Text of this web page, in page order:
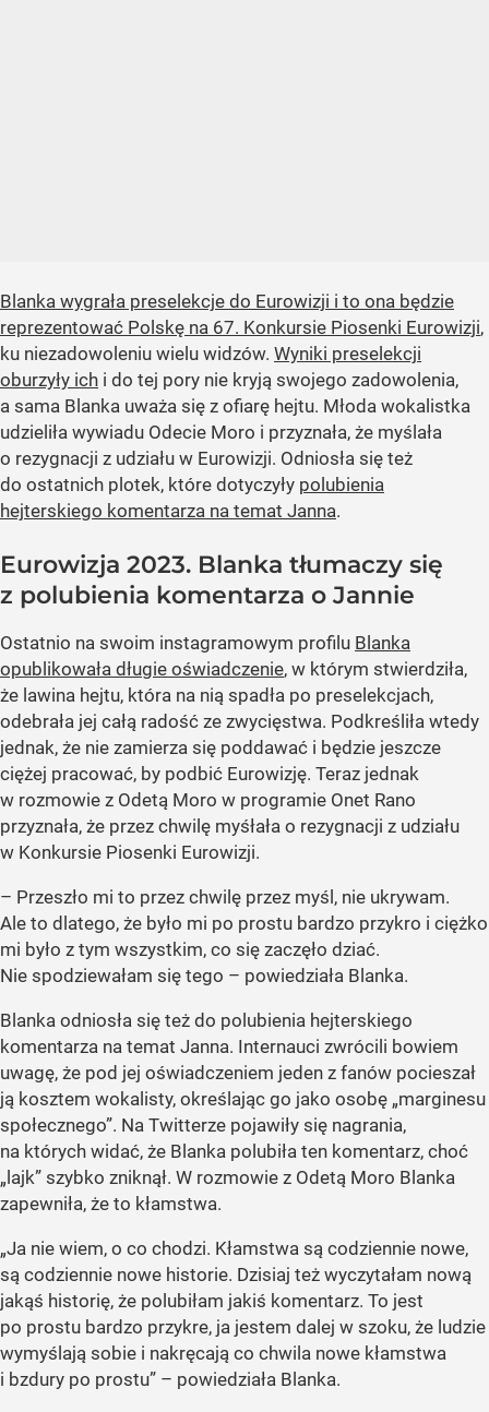
Blanka wygrała preselekcje do Eurowizji i to ona będzie
reprezentować Polskę na 67. Konkursie Piosenki Eurowizji,
ku niezadowoleniu wielu widzów. Wyniki preselekcji
oburzyły ich i do tej pory nie kryją swojego zadowolenia,
a sama Blanka uważa się z ofiarę hejtu. Młoda wokalistka
udzieliła wywiadu Odecie Moro i przyznała, że myślała
o rezygnacji z udziału w Eurowizji. Odniosła się też
do ostatnich plotek, które dotyczyły polubienia
hejterskiego komentarza na temat Janna.
Eurowizja 2023. Blanka tłumaczy się
z polubienia komentarza o Jannie
Ostatnio na swoim instagramowym profilu Blanka
opublikowała długie oświadczenie, w którym stwierdziła,
że lawina hejtu, która na nią spadła po preselekcjach,
odebrała jej całą radość ze zwycięstwa. Podkreśliła wtedy
jednak, że nie zamierza się poddawać i będzie jeszcze
ciężej pracować, by podbić Eurowizję. Teraz jednak
w rozmowie z Odetą Moro w programie Onet Rano
przyznała, że przez chwilę myśłała o rezygnacji z udziału
w Konkursie Piosenki Eurowizji.
– Przeszło mi to przez chwilę przez myśl, nie ukrywam.
Ale to dlatego, że było mi po prostu bardzo przykro i ciężko
mi było z tym wszystkim, co się zaczęło dziać.
Nie spodziewałam się tego – powiedziała Blanka.
Blanka odniosła się też do polubienia hejterskiego
komentarza na temat Janna. Internauci zwrócili bowiem
uwagę, że pod jej oświadczeniem jeden z fanów pocieszał
ją kosztem wokalisty, określając go jako osobę „marginesu
społecznego”. Na Twitterze pojawiły się nagrania,
na których widać, że Blanka polubiła ten komentarz, choć
„lajk” szybko zniknął. W rozmowie z Odetą Moro Blanka
zapewniła, że to kłamstwa.
„Ja nie wiem, o co chodzi. Kłamstwa są codziennie nowe,
są codziennie nowe historie. Dzisiaj też wyczytałam nową
jakąś historię, że polubiłam jakiś komentarz. To jest
po prostu bardzo przykre, ja jestem dalej w szoku, że ludzie
wymyślają sobie i nakręcają co chwila nowe kłamstwa
i bzdury po prostu” – powiedziała Blanka.